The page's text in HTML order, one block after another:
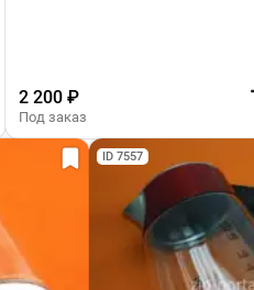
2 200 ₽
Под заказ
ID 7557